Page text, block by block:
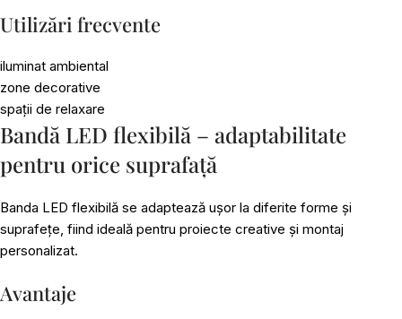
Utilizări frecvente
iluminat ambiental
zone decorative
spații de relaxare
Bandă LED flexibilă – adaptabilitate
pentru orice suprafață
Banda LED flexibilă se adaptează ușor la diferite forme și
suprafețe, fiind ideală pentru proiecte creative și montaj
personalizat.
Avantaje